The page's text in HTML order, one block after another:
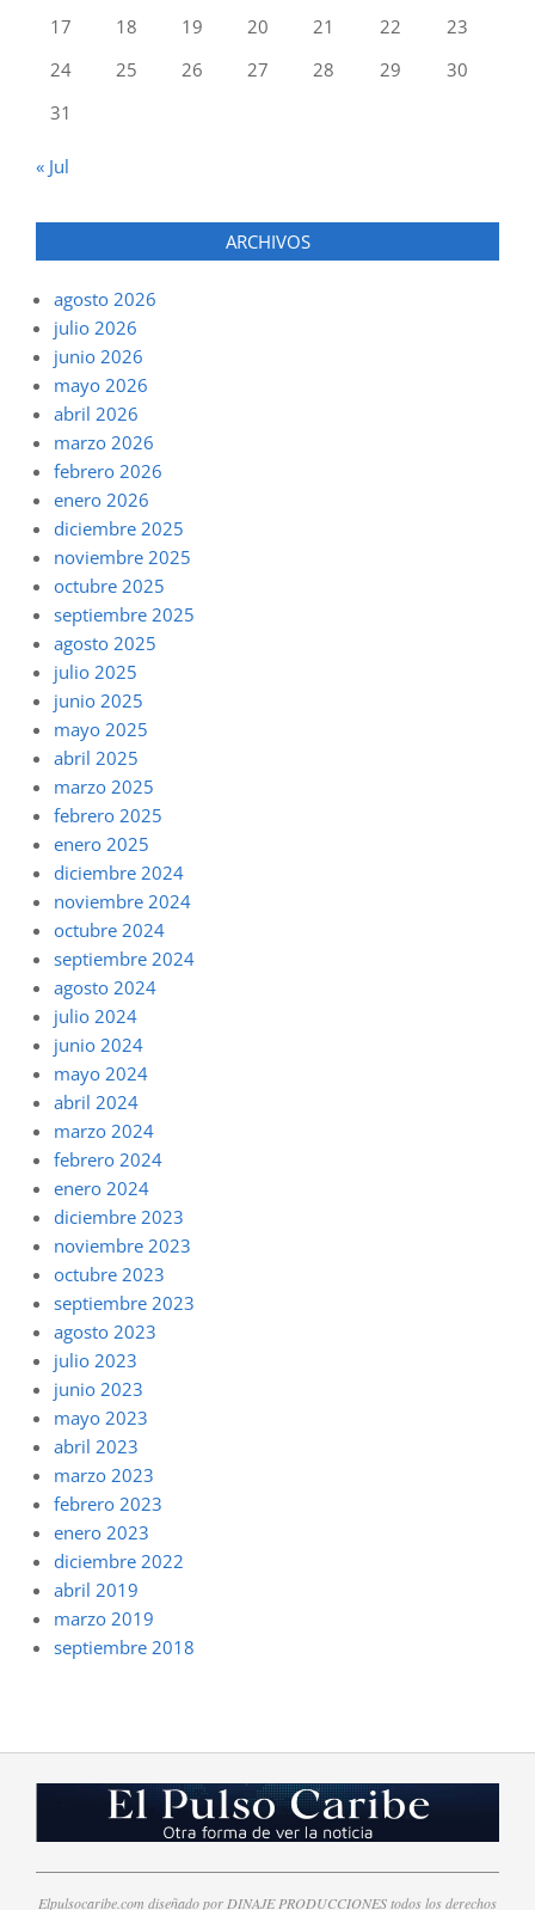
17
18 19 20 21 22
23
24
25 26 27 28 29
30
31
« Jul
ARCHIVOS
agosto 2026
julio 2026
junio 2026
mayo 2026
abril 2026
marzo 2026
febrero 2026
enero 2026
diciembre 2025
noviembre 2025
octubre 2025
septiembre 2025
agosto 2025
julio 2025
junio 2025
mayo 2025
abril 2025
marzo 2025
febrero 2025
enero 2025
diciembre 2024
noviembre 2024
octubre 2024
septiembre 2024
agosto 2024
julio 2024
junio 2024
mayo 2024
abril 2024
marzo 2024
febrero 2024
enero 2024
diciembre 2023
noviembre 2023
octubre 2023
septiembre 2023
agosto 2023
julio 2023
junio 2023
mayo 2023
abril 2023
marzo 2023
febrero 2023
enero 2023
diciembre 2022
abril 2019
marzo 2019
septiembre 2018
Elpulsocaribe.com diseñado por DINAJE PRODUCCIONES todos los derechos